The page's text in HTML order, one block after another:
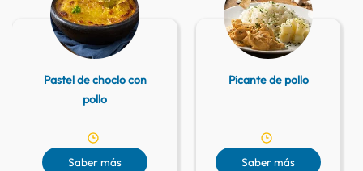
Pastel de choclo con
pollo
Saber más
Picante de pollo
Saber más